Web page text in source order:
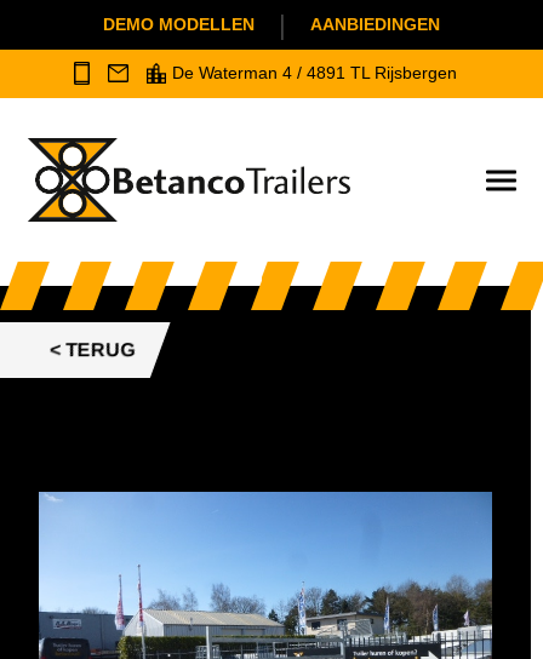
De Waterman 4 / 4891 TL Rijsbergen
DEMO MODELLEN | AANBIEDINGEN
< TERUG